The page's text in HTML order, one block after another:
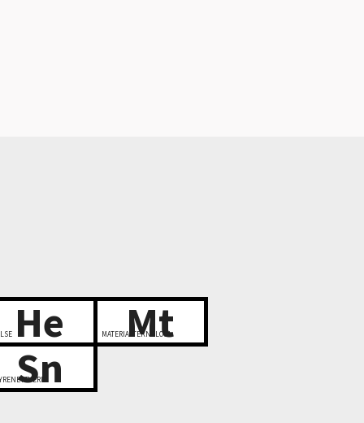
He Mt
MATERIALTEKNOLOGI
Sn